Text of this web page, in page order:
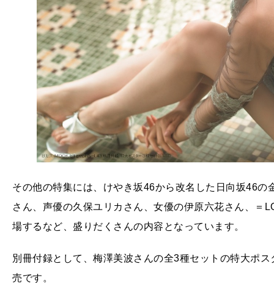
その他の特集には、けやき坂46から改名した日向坂46
さん、声優の久保ユリカさん、女優の伊原六花さん、＝
場するなど、盛りだくさんの内容となっています。
別冊付録として、梅澤美波さんの全3種セットの特大ポ
売です。